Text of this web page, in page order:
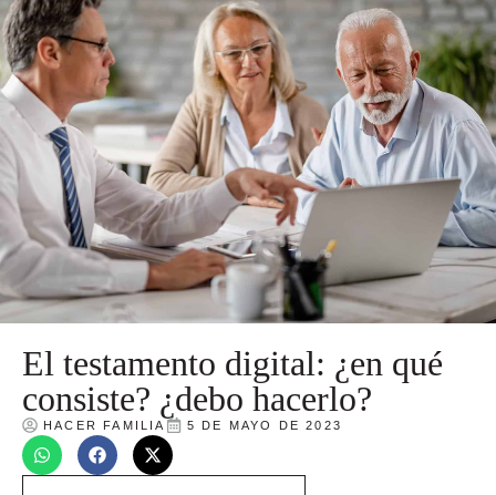
El testamento digital: ¿en qué
consiste? ¿debo hacerlo?
HACER FAMILIA 5 DE MAYO DE 2023